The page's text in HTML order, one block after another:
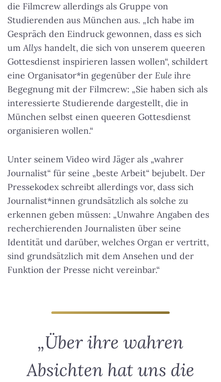
die Filmcrew allerdings als Gruppe von
Studierenden aus München aus. „Ich habe im
Gespräch den Eindruck gewonnen, dass es sich
umAllys handelt, die sich von unserem queeren
Gottesdienst inspirieren lassen wollen“, schildert
eine Organisator*in gegenüber der Eule ihre
Begegnung mit der Filmcrew: „Sie haben sich als
interessierte Studierende dargestellt, die in
München selbst einen queeren Gottesdienst
organisieren wollen.“
Unter seinem Video wird Jäger als „wahrer
Journalist“ für seine „beste Arbeit“ bejubelt. Der
Pressekodex schreibt allerdings vor, dass sich
Journalist*innen grundsätzlich als solche zu
erkennen geben müssen: „Unwahre Angaben des
recherchierenden Journalisten über seine
Identität und darüber, welches Organ er vertritt,
sind grundsätzlich mit dem Ansehen und der
Funktion der Presse nicht vereinbar.“
„Über ihre wahren
Absichten hat uns die